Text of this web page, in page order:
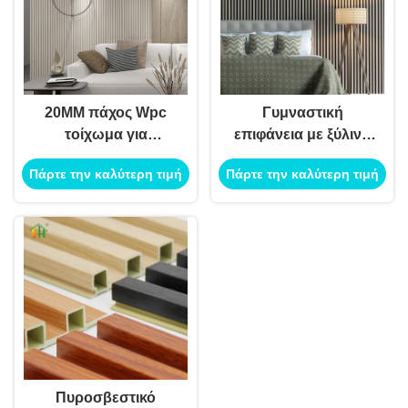
20MM πάχος Wpc
τοίχωμα για
διακόσμηση φλεβωτό
τοίχωμα ξύλο
Πάρτε την καλύτερη τιμή
Γυμναστική
επιφάνεια με ξύλινο
σπόρο Wpc
ακτινοβολία UV
Πάρτε την καλύτερη τιμή
Πυροσβεστικό